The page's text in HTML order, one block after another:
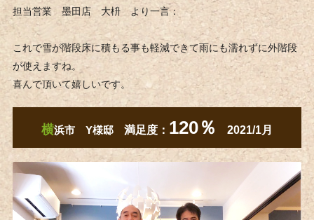
担当営業 墨田店 大枡 より一言：
これで雪が階段床に積もる事も軽減できて雨にも濡れずに外階段
が使えますね。
喜んで頂いて嬉しいです。
横浜市 Y様邸 満足度： 120％ 2021/1月